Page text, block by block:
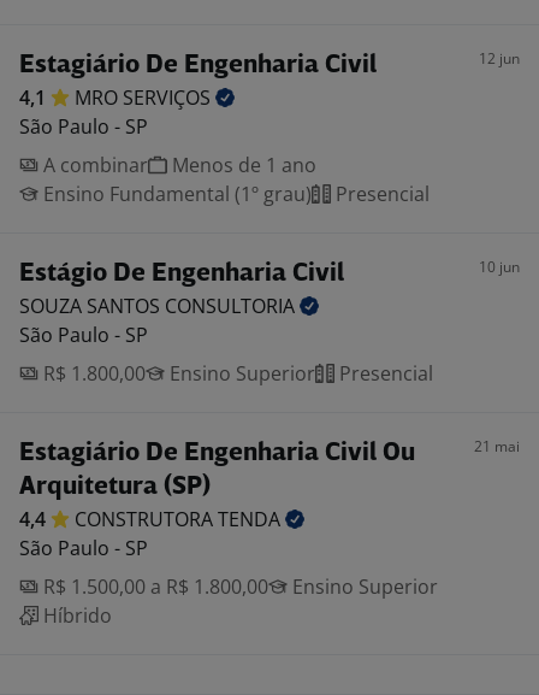
Estagiário De Engenharia Civil 12 jun
4,1 MRO SERVIÇOS
São Paulo - SP
A combinar
Menos de 1 ano
Ensino Fundamental (1º grau)
Presencial
Estágio De Engenharia Civil 10 jun
SOUZA SANTOS CONSULTORIA
São Paulo - SP
R$ 1.800,00
Ensino Superior Presencial
Estagiário De Engenharia Civil Ou
Arquitetura (SP)
21 mai
4,4 CONSTRUTORATENDA
São Paulo - SP
R$ 1.500,00 a R$ 1.800,00
Ensino Superior
Híbrido